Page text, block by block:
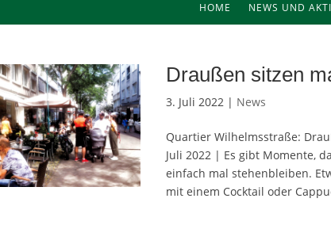
HOME NEWS UND
Draußen sitzen
3. Juli 2022 | News
Quartier Wilhelmsstraße:
Juli 2022 | Es gibt Momente,
einfach mal stehenbleiben.
mit einem Cocktail oder